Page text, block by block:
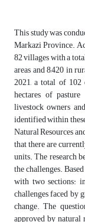
This study was
Markazi Province.
82 villages with a
areas and 8,420 in
2021, a total of 102
hectares of
livestock owners
identified within
Natural Resources
that there are
units. The research
the challenges.
with two sections:
challenges faced by
change. The